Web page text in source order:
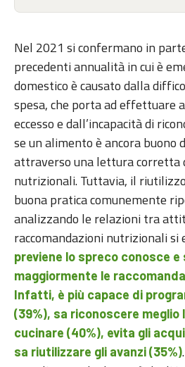
Nel 2021 si confermano in
precedenti annualità in cui è
domestico è causato dalla
spesa, che porta ad effettuare
eccesso e dall’incapacità di
se un alimento è ancora buono
attraverso una lettura corretta
nutrizionali. Tuttavia, il
buona pratica comunemente
analizzando le relazioni tra
raccomandazioni nutrizionali si
previene lo spreco conosce e
maggiormente le
Infatti, è più capace di
(39%), sa riconoscere
cucinare (40%), evita gli
sa riutilizzare gli avanzi (35%)